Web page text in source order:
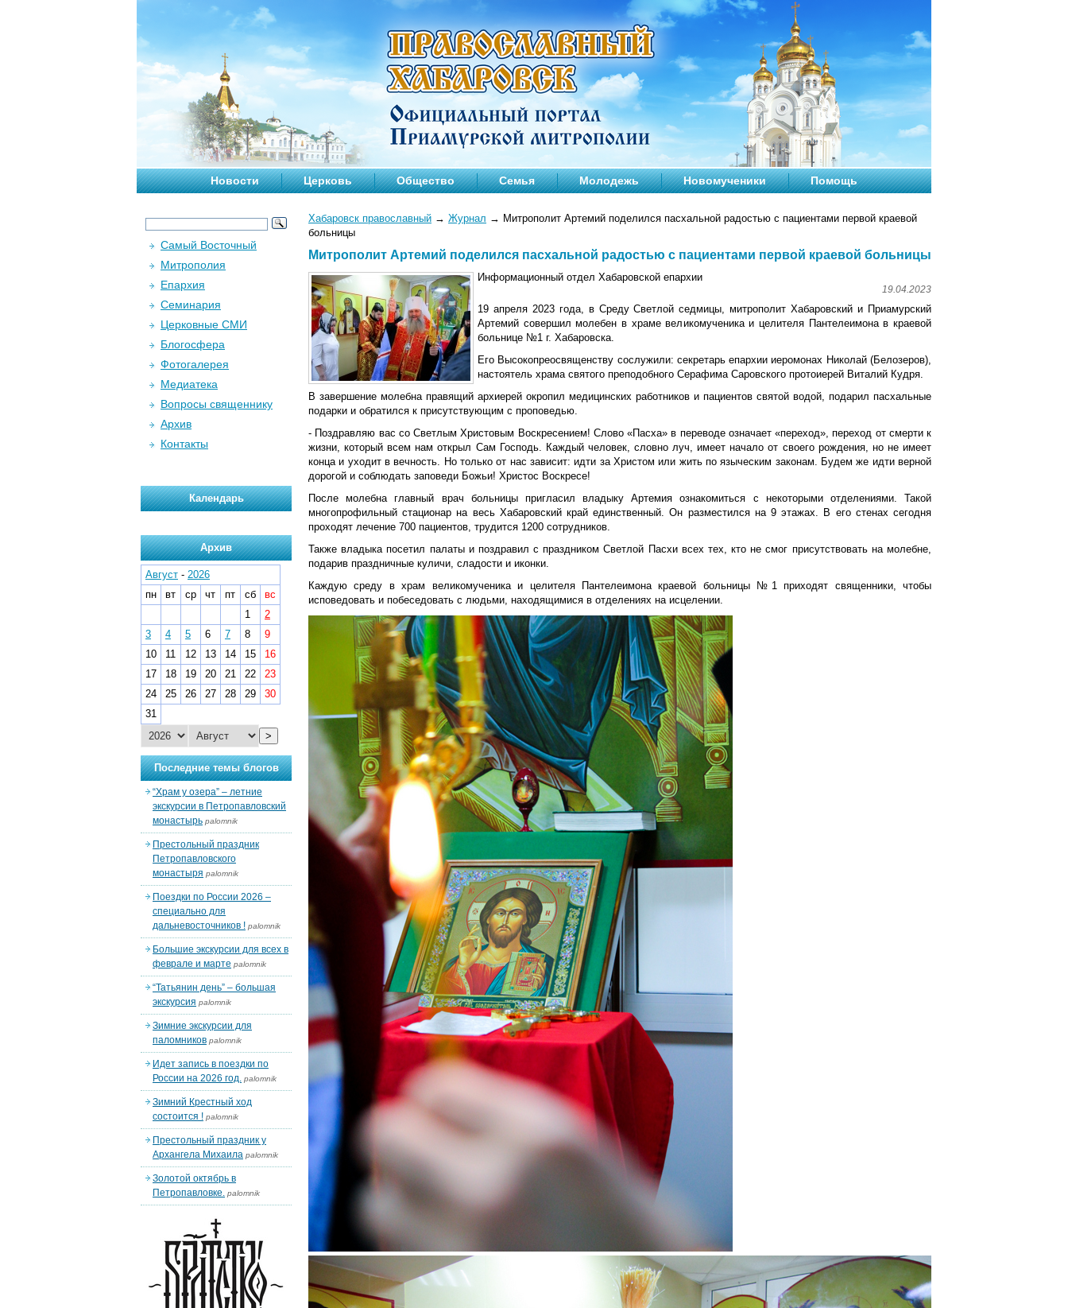
Новости Церковь Общество Семья Молодежь Новомученики Помощь
Хабаровск православный → Журнал → Митрополит Артемий поделился пасхальной радостью с пациентами первой краевой
больницы
Митрополит Артемий поделился пасхальной радостью с пациентами первой краевой больницы
Информационный отдел Хабаровской епархии
19.04.2023
19 апреля 2023 года, в Среду Светлой седмицы, митрополит Хабаровский и Приамурский
Артемий совершил молебен в храме великомученика и целителя Пантелеимона в краевой
больнице №1 г. Хабаровска.
Его Высокопреосвященству сослужили: секретарь епархии иеромонах Николай (Белозеров),
настоятель храма святого преподобного Серафима Саровского протоиерей Виталий Кудря.
В завершение молебна правящий архиерей окропил медицинских работников и пациентов святой водой, подарил пасхальные
подарки и обратился к присутствующим с проповедью.
- Поздравляю вас со Светлым Христовым Воскресением! Слово «Пасха» в переводе означает «переход», переход от смерти к
жизни, который всем нам открыл Сам Господь. Каждый человек, словно луч, имеет начало от своего рождения, но не имеет
конца и уходит в вечность. Но только от нас зависит: идти за Христом или жить по языческим законам. Будем же идти верной
дорогой и соблюдать заповеди Божьи! Христос Воскресе!
После молебна главный врач больницы пригласил владыку Артемия ознакомиться с некоторыми отделениями. Такой
многопрофильный стационар на весь Хабаровский край единственный. Он разместился на 9 этажах. В его стенах сегодня
проходят лечение 700 пациентов, трудится 1200 сотрудников.
Также владыка посетил палаты и поздравил с праздником Светлой Пасхи всех тех, кто не смог присутствовать на молебне,
подарив праздничные куличи, сладости и иконки.
Каждую среду в храм великомученика и целителя Пантелеимона краевой больницы №1 приходят священники, чтобы
исповедовать и побеседовать с людьми, находящимися в отделениях на исцелении.
Самый Восточный
Митрополия
Епархия
Семинария
Церковные СМИ
Блогосфера
Фотогалерея
Медиатека
Вопросы священнику
Архив
Контакты
Календарь
Архив
Август - 2026
пн
вт ср чт пт сб
вс
1
2
3
4 5 6 7 8
9
10
11 12 13 14 15
16
17
18 19 20 21 22
23
24
25 26 27 28 29
30
31
>
Последние темы блогов
“Храм у озера” – летние
экскурсии в Петропавловский
монастырь palomnik
Престольный праздник
Петропавловского
монастыря palomnik
Поездки по России 2026 –
специально для
дальневосточников ! palomnik
Большие экскурсии для всех в
феврале и марте palomnik
“Татьянин день” – большая
экскурсия palomnik
Зимние экскурсии для
паломников palomnik
Идет запись в поездки по
России на 2026 год. palomnik
Зимний Крестный ход
состоится ! palomnik
Престольный праздник у
Архангела Михаила palomnik
Золотой октябрь в
Петропавловке. palomnik